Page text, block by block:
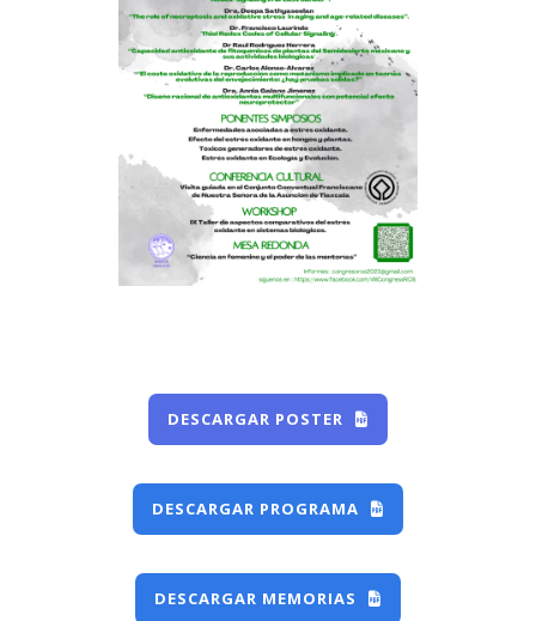
DESCARGAR POSTER
DESCARGAR PROGRAMA
DESCARGAR MEMORIAS